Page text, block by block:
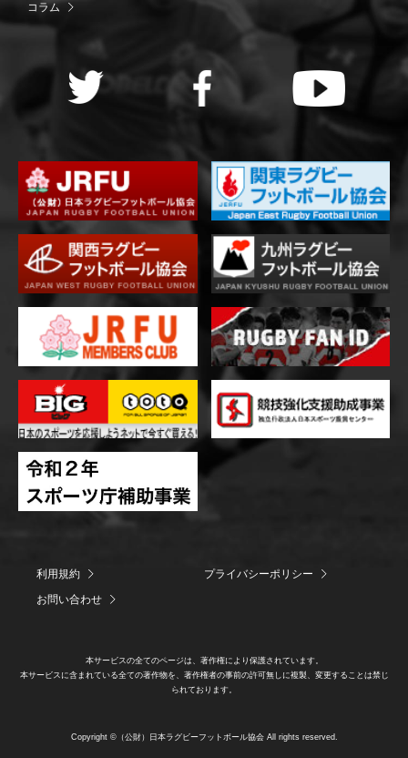
コラム
利用規約
プライバシーポリシー
お問い合わせ
本サービスの全てのページは、著作権により保護されています。
本サービスに含まれている全ての著作物を、著作権者の事前の許可無しに複製、変更することは禁じ
られております。
Copyright ©（公財）日本ラグビーフットボール協会 All rights reserved.